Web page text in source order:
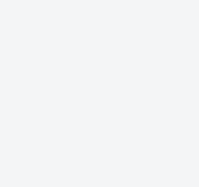
Ткань гофрированная довольно
рассеивает свет. Рекомендую.
складов. Один пришол быстро,